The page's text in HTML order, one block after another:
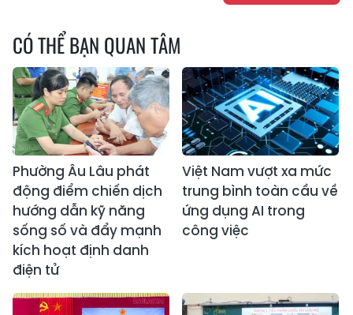
CÓ THỂ BẠN QUAN TÂM
Phường Âu Lâu phát
động điểm chiến dịch
hướng dẫn kỹ năng
sống số và đẩy mạnh
kích hoạt định danh
điện tử
Việt Nam vượt xa mức
trung bình toàn cầu về
ứng dụng AI trong
công việc